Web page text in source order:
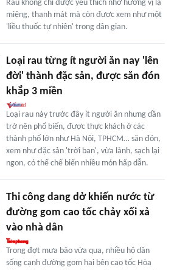
Rau không chỉ được yêu thích nhờ hương vị lạ
miệng, thanh mát mà còn được xem như một
'liều thuốc tự nhiên' trong dân gian.
Loại rau từng ít người ăn nay 'lên
đời' thành đặc sản, được săn đón
khắp 3 miền
Loại rau này trước đây ít người ăn nhưng dần
trở nên phổ biến, được thực khách ở các
thành phố lớn như Hà Nội, TPHCM… săn đón,
xem như đặc sản 'trời ban', vừa lành, sạch lại
ngon, có thể chế biến nhiều món hấp dẫn.
Thi công dang dở khiến nước từ
đường gom cao tốc chảy xối xả
vào nhà dân
Trong đợt mưa bão vừa qua, nhiều hộ dân
sống cạnh đường gom hai bên cao tốc Hòa